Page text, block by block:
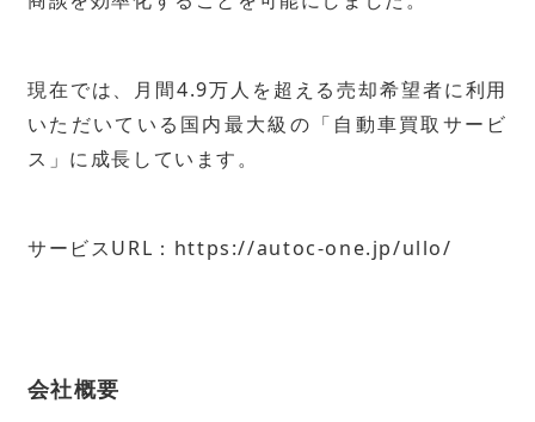
現在では、月間4.9万人を超える売却希望者に利用
いただいている国内最大級の「自動車買取サービ
ス」に成長しています。
サービスURL： https://autoc-one.jp/ullo/
会社概要